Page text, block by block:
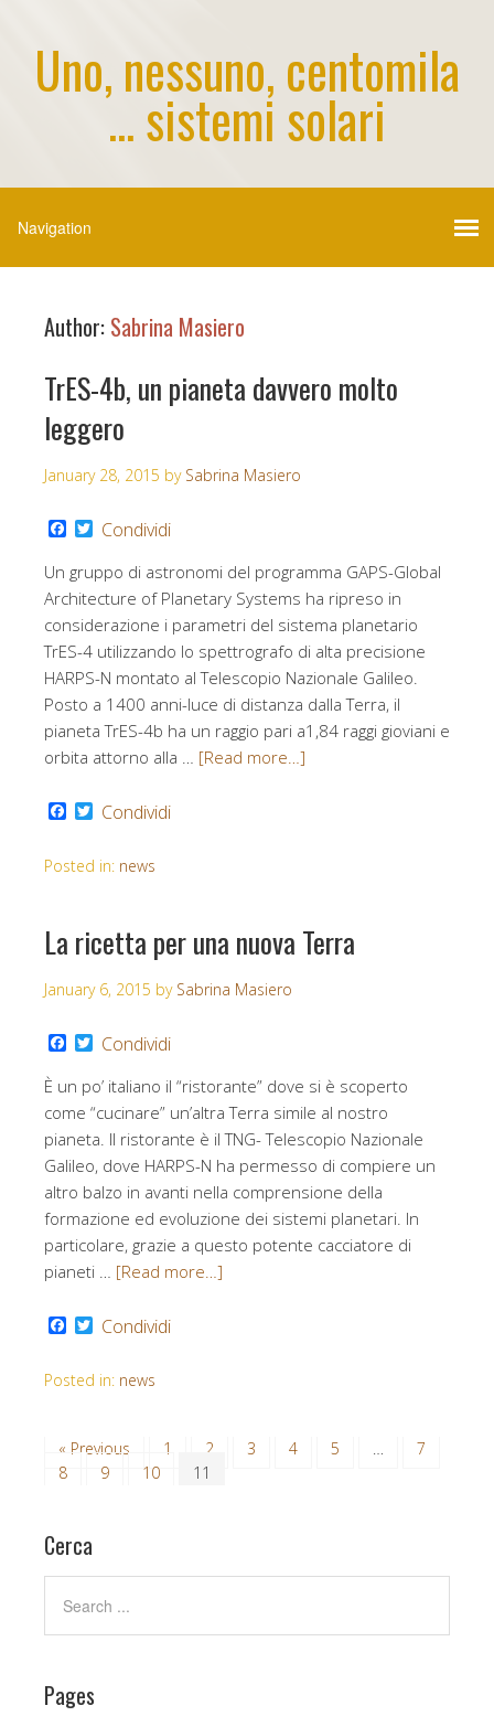
Uno, nessuno, centomila
... sistemi solari
Author: Sabrina Masiero
TrES-4b, un pianeta davvero molto
leggero
January 28, 2015 by Sabrina Masiero
Facebook
Twitter
Condividi
Un gruppo di astronomi del programma GAPS-Global
Architecture of Planetary Systems ha ripreso in
considerazione i parametri del sistema planetario
TrES-4 utilizzando lo spettrografo di alta precisione
HARPS-N montato al Telescopio Nazionale Galileo.
Posto a 1400 anni-luce di distanza dalla Terra, il
pianeta TrES-4b ha un raggio pari a1,84 raggi gioviani e
orbita attorno alla … [Read more…]
Facebook
Twitter
Condividi
Posted in: news
La ricetta per una nuova Terra
January 6, 2015 by Sabrina Masiero
Facebook
Twitter
Condividi
È un po’ italiano il “ristorante” dove si è scoperto
come “cucinare” un’altra Terra simile al nostro
pianeta. Il ristorante è il TNG- Telescopio Nazionale
Galileo, dove HARPS-N ha permesso di compiere un
altro balzo in avanti nella comprensione della
formazione ed evoluzione dei sistemi planetari. In
particolare, grazie a questo potente cacciatore di
pianeti … [Read more…]
Facebook
Twitter
Condividi
Posted in: news
« Previous 1 2 3 4 5 …
7
8
9 10 11
Cerca
Pages